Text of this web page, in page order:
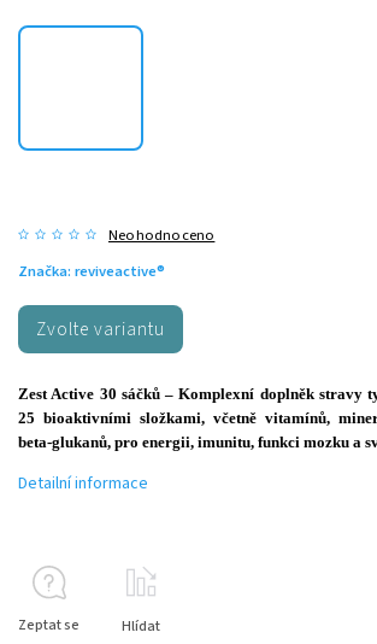
Neohodnoceno
Značka: reviveactive®
Zvolte variantu
Zest Active 30 sáčků – Komplexní doplněk stravy
25 bioaktivními složkami, včetně vitamínů,
beta-glukanů, pro energii, imunitu, funkci mozku a
Detailní informace
Zeptat se Hlídat